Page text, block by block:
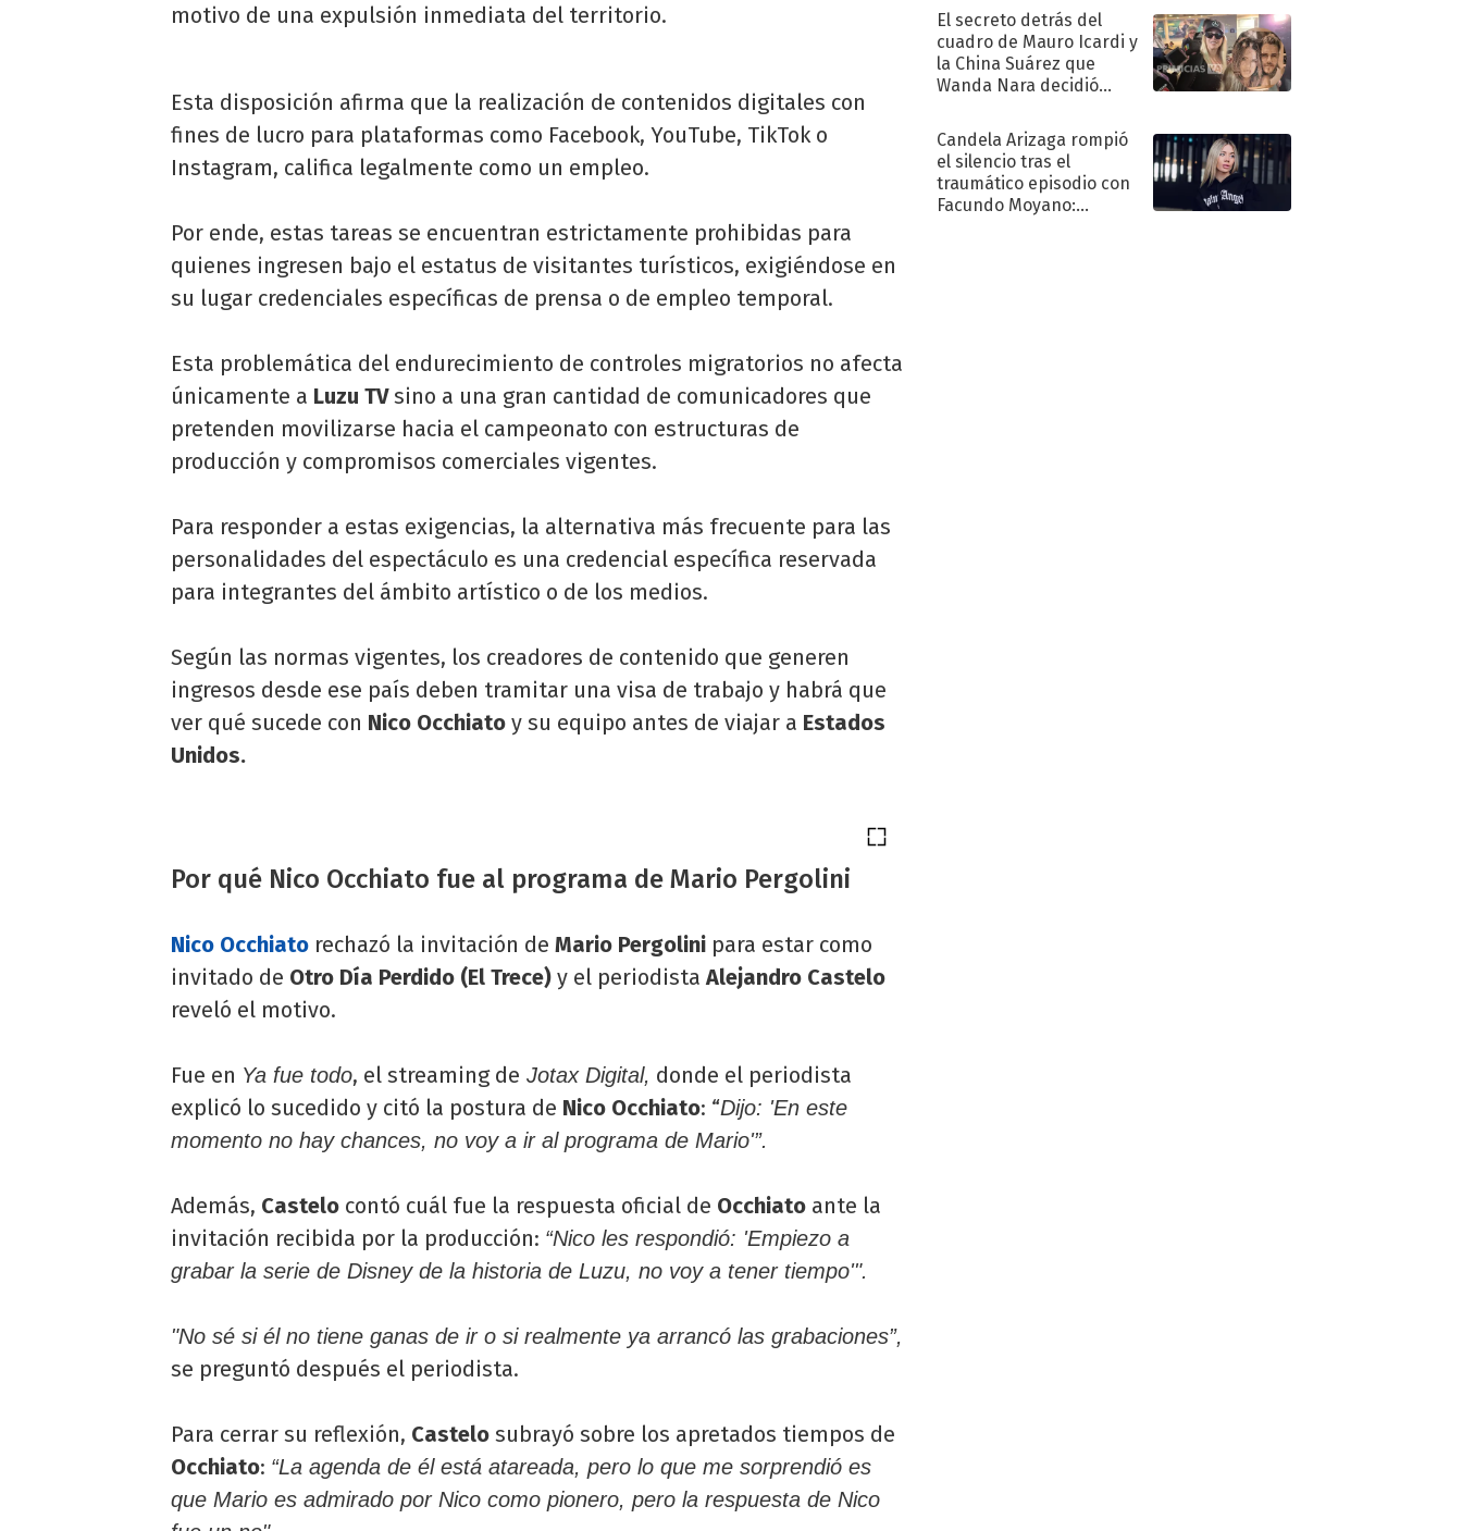
motivo de una expulsión inmediata del territorio.
Esta disposición afirma que la realización de contenidos digitales con
fines de lucro para plataformas como Facebook, YouTube, TikTok o
Instagram, califica legalmente como un empleo.
Por ende, estas tareas se encuentran estrictamente prohibidas para
quienes ingresen bajo el estatus de visitantes turísticos, exigiéndose en
su lugar credenciales específicas de prensa o de empleo temporal.
Esta problemática del endurecimiento de controles migratorios no afecta
únicamente a Luzu TVsino a una gran cantidad de comunicadores que
pretenden movilizarse hacia el campeonato con estructuras de
producción y compromisos comerciales vigentes.
Para responder a estas exigencias, la alternativa más frecuente para las
personalidades del espectáculo es una credencial específica reservada
para integrantes del ámbito artístico o de los medios.
Según las normas vigentes, los creadores de contenido que generen
ingresos desde ese país deben tramitar una visa de trabajo y habrá que
ver qué sucede con Nico Occhiato y su equipo antes de viajar a Estados
Unidos.
Por qué Nico Occhiato fue al programa de Mario Pergolini
Nico Occhiato rechazó la invitación de Mario Pergolini para estar como
invitado de Otro Día Perdido (El Trece) y el periodistaAlejandro Castelo
reveló el motivo.
Fue en Ya fue todo, el streaming de Jotax Digital, donde el periodista
explicó lo sucedido y citó la postura de Nico Occhiato: “Dijo: 'En este
momento no hay chances, no voy a ir al programa de Mario'”.
Además, Castelo contó cuál fue la respuesta oficial de Occhiato ante la
invitación recibida por la producción: “Nico les respondió: 'Empiezo a
grabar la serie de Disney de la historia de Luzu, no voy a tener tiempo'".
"No sé si él no tiene ganas de ir o si realmente ya arrancó las grabaciones”,
se preguntó después el periodista.
Para cerrar su reflexión, Castelo subrayó sobre los apretados tiempos de
Occhiato: “La agenda de él está atareada, pero lo que me sorprendió es
que Mario es admirado por Nico como pionero, pero la respuesta de Nico
El secreto detrás del
cuadro de Mauro Icardi y
la China Suárez que
Wanda Nara decidió
Candela Arizaga rompió
el silencio tras el
traumático episodio con
Facundo Moyano: